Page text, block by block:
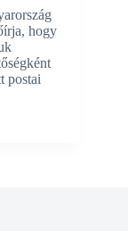
hogy
postai